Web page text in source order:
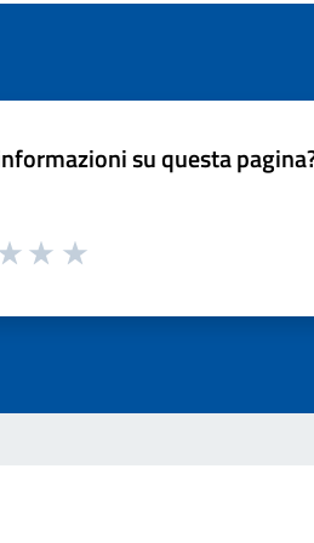
su questa